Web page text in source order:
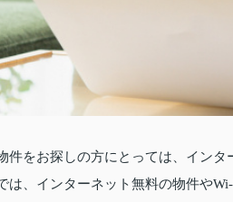
件をお探しの方にとっては、インタ
は、インターネット無料の物件や